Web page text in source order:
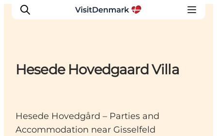
Aktiviteter
Övernatta
Hesede Hovedgaard Villa
Hesede Hovedgård – Parties and
Accommodation near Gisselfeld